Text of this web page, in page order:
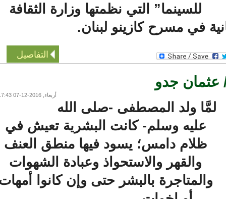
للسينما” التي نظمتها وزارة الثقافة
في مسرح كازينو لبنان.
التفاصيل
جدو
أربعاء, 2016-12-07 17:43
ولد المصطفى -صلى الله
عليه وسلم- كانت البشرية تعيش في
ظلام دامس؛ يسود فيها منطق العنف
والقهر والاستحواذ وعبادة الشهوات
والمتاجرة بالبشر حتى وإن كانوا أمهات